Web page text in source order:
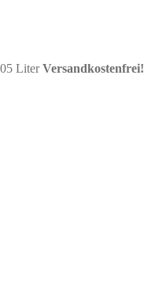
LiterVersandkostenfrei!